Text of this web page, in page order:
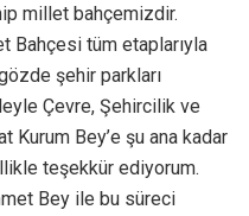
millet bahçemizdir.
Bahçesi tüm etaplarıyla
şehir parkları
Çevre, Şehircilik ve
Kurum Bey’e şu ana kadar
teşekkür ediyorum.
Bey ile bu süreci